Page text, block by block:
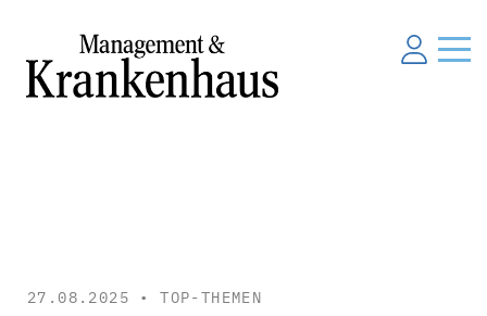
27.08.2025 •TOP-THEMEN